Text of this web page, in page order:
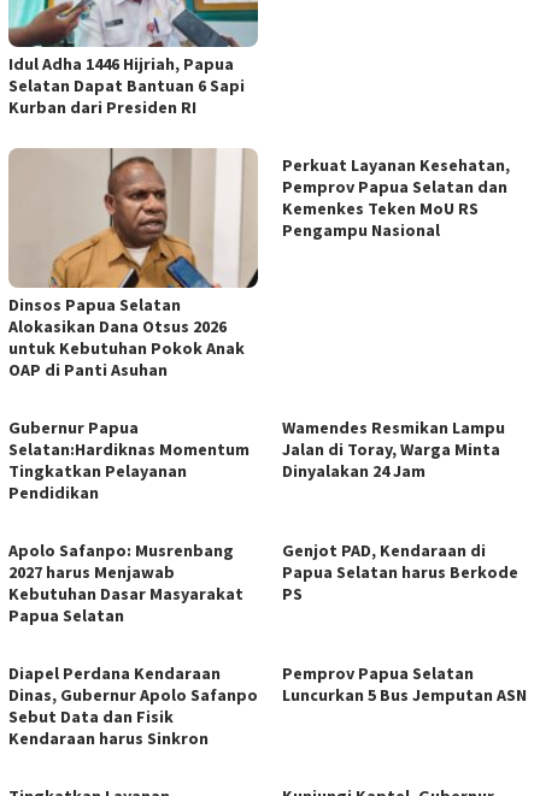
Idul Adha 1446 Hijriah, Papua
Selatan Dapat Bantuan 6 Sapi
Kurban dari Presiden RI
Dinsos Papua Selatan
Alokasikan Dana Otsus 2026
untuk Kebutuhan Pokok Anak
OAP di Panti Asuhan
Perkuat Layanan Kesehatan,
Pemprov Papua Selatan dan
Kemenkes Teken MoU RS
Pengampu Nasional
Gubernur Papua
Selatan:Hardiknas Momentum
Tingkatkan Pelayanan
Pendidikan
Wamendes Resmikan Lampu
Jalan di Toray, Warga Minta
Dinyalakan 24 Jam
Apolo Safanpo: Musrenbang
2027 harus Menjawab
Kebutuhan Dasar Masyarakat
Papua Selatan
Genjot PAD, Kendaraan di
Papua Selatan harus Berkode
PS
Diapel Perdana Kendaraan
Dinas, Gubernur Apolo Safanpo
Sebut Data dan Fisik
Kendaraan harus Sinkron
Pemprov Papua Selatan
Luncurkan 5 Bus Jemputan ASN